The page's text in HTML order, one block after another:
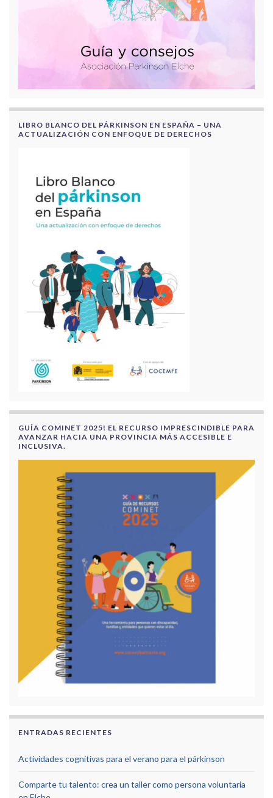
LIBRO BLANCO DEL PÁRKINSON EN ESPAÑA – UNA
ACTUALIZACIÓN CON ENFOQUE DE DERECHOS
GUÍA COMINET 2025! EL RECURSO IMPRESCINDIBLE PARA
AVANZAR HACIA UNA PROVINCIA MÁS ACCESIBLE E
INCLUSIVA.
ENTRADAS RECIENTES
Actividades cognitivas para el verano para el párkinson
Comparte tu talento: crea un taller como persona voluntaria